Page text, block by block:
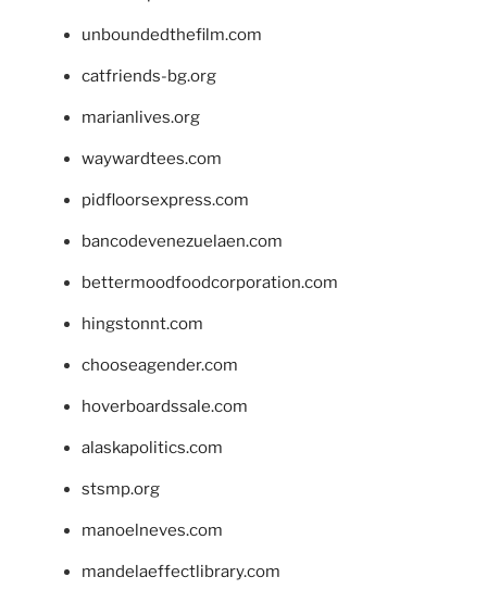
unboundedthefilm.com
catfriends-bg.org
marianlives.org
waywardtees.com
pidfloorsexpress.com
bancodevenezuelaen.com
bettermoodfoodcorporation.com
hingstonnt.com
chooseagender.com
hoverboardssale.com
alaskapolitics.com
stsmp.org
manoelneves.com
mandelaeffectlibrary.com